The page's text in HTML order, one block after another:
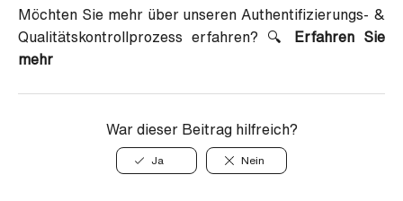
Möchten Sie mehr über unseren Authentifizierungs- &
Qualitätskontrollprozess erfahren?
🔍
Erfahren Sie
mehr
War dieser Beitrag hilfreich?
Ja Nein